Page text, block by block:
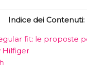
Indice dei Contenuti:
fit: le proposte
Hilfiger